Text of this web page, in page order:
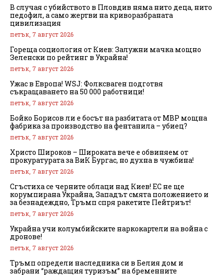
В случая с убийството в Пловдив няма нито деца, нито
педофил, а само жертви на криворазбраната
цивилизация
петък, 7 август 2026
Гореща социология от Киев: Залужни мачка мощно
Зеленски по рейтинг в Украйна!
петък, 7 август 2026
Ужас в Европа! WSJ: Фолксваген подготвя
съкращаването на 50 000 работници!
петък, 7 август 2026
Бойко Борисов ли е босът на разбитата от МВР мощна
фабрика за производство на фентанила – убиец?
петък, 7 август 2026
Христо Широков – Широката вече е обвиняем от
прокуратурата за ВиК Бургас, но духна в чужбина!
петък, 7 август 2026
Сгъстиха се черните облаци над Киев! ЕС не ще
корумпирана Украйна, Западът смята положението и
за безнадеждно, Тръмп спря ракетите Пейтриът!
петък, 7 август 2026
Украйна учи колумбийските наркокартели на война с
дронове!
петък, 7 август 2026
Тръмп определи наследника си в Белия дом и
забрани “раждащия туризъм” на бременните